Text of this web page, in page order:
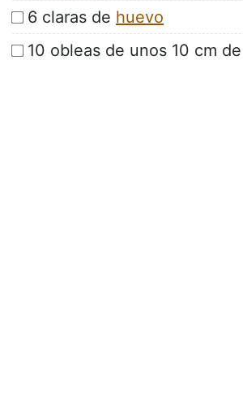
6 claras de huevo
10 obleas de unos 10 cm